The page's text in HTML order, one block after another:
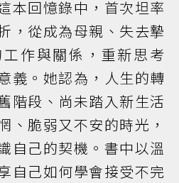
本回憶錄中，首次坦率
，從成為母親、失去摯
作與關係，重新思考
義。她認為，人生的轉
階段、尚未踏入新生活
、脆弱又不安的時光，
自己的契機。書中以溫
自己如何學會接受不完